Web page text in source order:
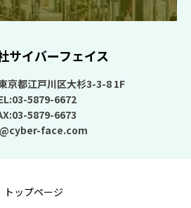
サイバーフェイス
京都江戸川区大杉3-3-8 1F
5879-6672
5879-6673
face.com
トップページ